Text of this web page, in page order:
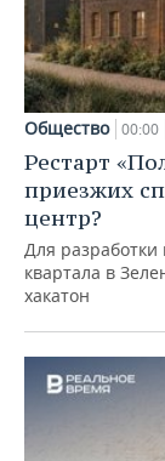
Общество 00:00
Рестарт
приезжих
центр?
Для
квартала в
хакатон